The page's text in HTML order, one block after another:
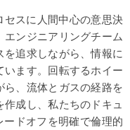
スに人間中心の意思決
ンジニアリングチーム
追求しながら、情報に
ます。回転するホイー
、流体とガスの経路を
成し、私たちのドキュ
ドオフを明確で倫理的